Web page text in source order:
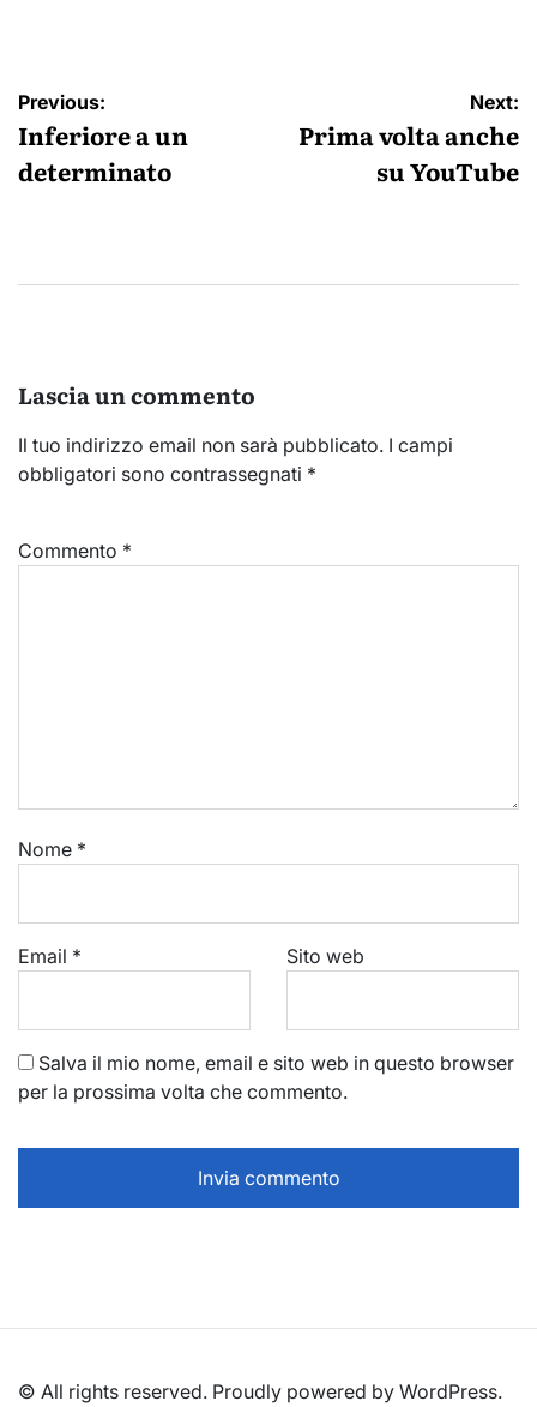
Navigazione
articoli
Previous:
Inferiore a un
determinato
Next:
Prima volta anche
su YouTube
Lascia un commento
Il tuo indirizzo email non sarà pubblicato. I campi
obbligatori sono contrassegnati *
Commento *
Nome *
Email * Sito web
Salva il mio nome, email e sito web in questo browser
per la prossima volta che commento.
© All rights reserved. Proudly powered by WordPress.